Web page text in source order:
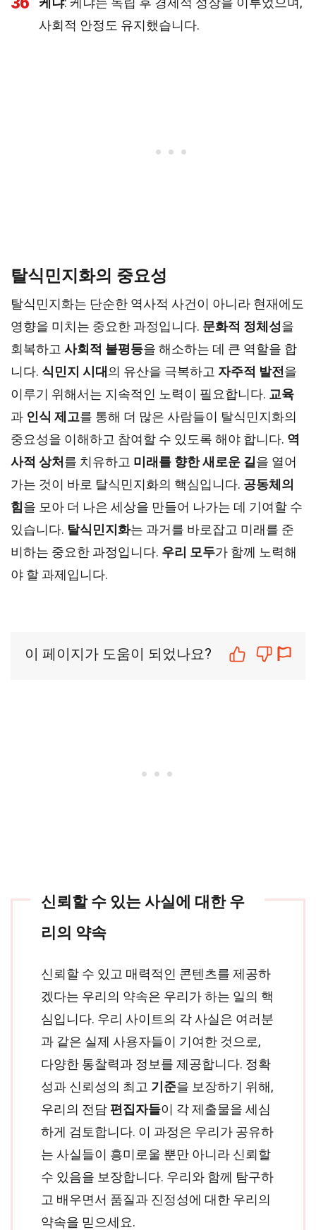
사회적 안정도 유지했습니다.
탈식민지화의 중요성
탈식민지화는 단순한 역사적 사건이 아니라 현재에도
영향을 미치는 중요한 과정입니다. 문화적 정체성을
회복하고 사회적 불평등을 해소하는 데 큰 역할을 합
니다. 식민지 시대 의 유산을 극복하고 자주적 발전 을
이루기 위해서는 지속적인 노력이 필요합니다. 교육
과 인식 제고를 통해 더 많은 사람들이 탈식민지화의
중요성을 이해하고 참여할 수 있도록 해야 합니다. 역
사적 상처 를 치유하고 미래를 향한 새로운 길 을 열어
가는 것이 바로 탈식민지화의 핵심입니다. 공동체의
힘을 모아 더 나은 세상을 만들어 나가는 데 기여할 수
있습니다. 탈식민지화는 과거를 바로잡고 미래를 준
비하는 중요한 과정입니다. 우리 모두가 함께 노력해
야 할 과제입니다.
이 페이지가 도움이 되었나요?
신뢰할 수 있는 사실에 대한 우
리의 약속
신뢰할 수 있고 매력적인 콘텐츠를 제공하
겠다는 우리의 약속은 우리가 하는 일의 핵
심입니다. 우리 사이트의 각 사실은 여러분
과 같은 실제 사용자들이 기여한 것으로,
다양한 통찰력과 정보를 제공합니다. 정확
성과 신뢰성의 최고 기준을 보장하기 위해,
우리의 전담 편집자들이 각 제출물을 세심
하게 검토합니다. 이 과정은 우리가 공유하
는 사실들이 흥미로울 뿐만 아니라 신뢰할
수 있음을 보장합니다. 우리와 함께 탐구하
고 배우면서 품질과 진정성에 대한 우리의
약속을 믿으세요.